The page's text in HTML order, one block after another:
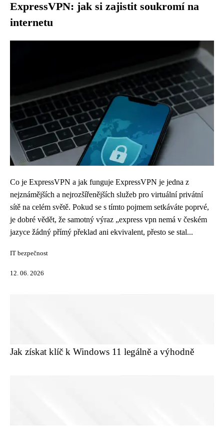
ExpressVPN: jak si zajistit soukromí na
internetu
Co je ExpressVPN a jak funguje ExpressVPN je jedna z
nejznámějších a nejrozšířenějších služeb pro virtuální privátní
sítě na celém světě. Pokud se s tímto pojmem setkáváte poprvé,
je dobré vědět, že samotný výraz „express vpn nemá v českém
jazyce žádný přímý překlad ani ekvivalent, přesto se stal...
IT bezpečnost
12. 06. 2026
Jak získat klíč k Windows 11 legálně a výhodně